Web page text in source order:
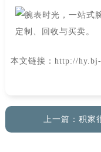
本文链接：http://
上一篇： 积家